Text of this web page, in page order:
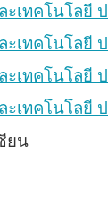
ะเทคโนโลยี
ะเทคโนโลยี
ะเทคโนโลยี
ะเทคโนโลยี
ยน